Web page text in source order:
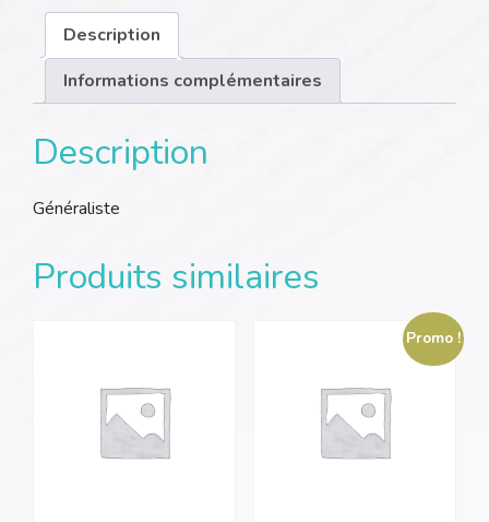
Description
Informations complémentaires
Description
Généraliste
Produits similaires
Promo !